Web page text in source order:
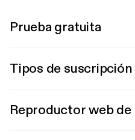
Prueba gratuita
Tipos de suscripción
Reproductor web de